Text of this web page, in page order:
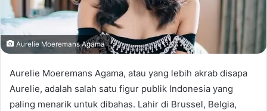
Aurelie Moeremans Agama
Aurelie Moeremans Agama, atau yang lebih akrab disapa
Aurelie, adalah salah satu figur publik Indonesia yang
paling menarik untuk dibahas. Lahir di Brussel, Belgia,